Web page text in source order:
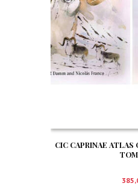
CIC CAPRINAE